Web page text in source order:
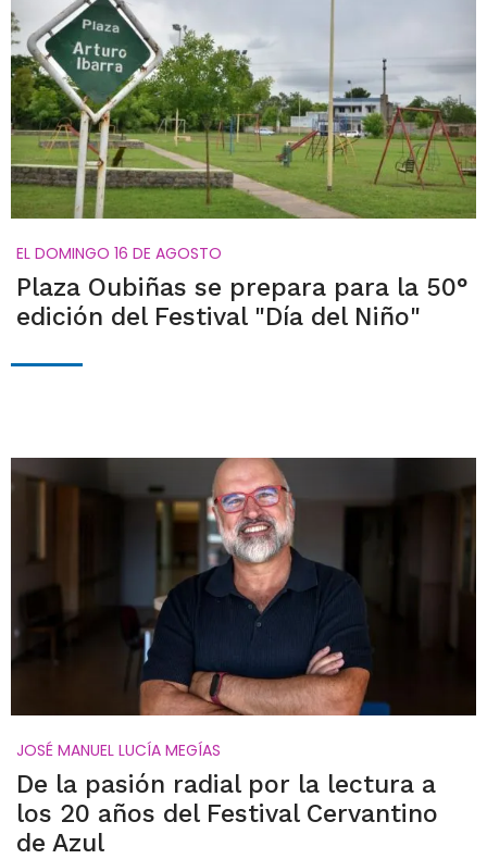
EL DOMINGO 16 DE AGOSTO
Plaza Oubiñas se prepara para la 50°
edición del Festival "Día del Niño"
JOSÉ MANUEL LUCÍA MEGÍAS
De la pasión radial por la lectura a
los 20 años del Festival Cervantino
de Azul